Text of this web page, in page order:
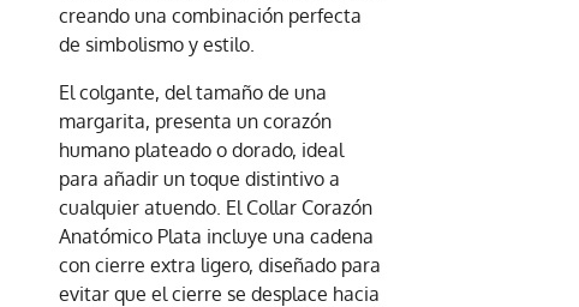
creando una combinación perfecta
de simbolismo y estilo.
El colgante, del tamaño de una
margarita, presenta un corazón
humano plateado o dorado, ideal
para añadir un toque distintivo a
cualquier atuendo. El Collar Corazón
Anatómico Plata incluye una cadena
con cierre extra ligero, diseñado para
evitar que el cierre se desplace hacia